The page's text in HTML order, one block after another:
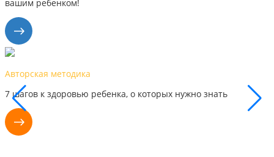
вашим ребенком!
Наши результаты
Каждый день мы видим успехи наших маленьких пациентов,
поэтому уверены, что сможем помочь и вам